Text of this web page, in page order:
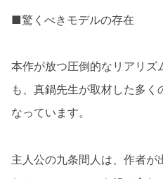
■驚くべきモデルの存在
本作が放つ圧倒的なリアリズ
も、真鍋先生が取材した多
なっています。
主人公の九条間人は、作者